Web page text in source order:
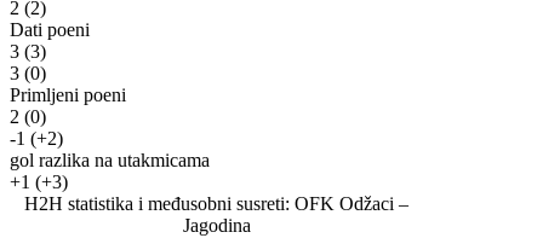
2 (2)
Dati poeni
3 (3)
3 (0)
Primljeni poeni
2 (0)
-1 (+2)
gol razlika na utakmicama
+1 (+3)
H2H statistika i međusobni susreti: OFK Odžaci –
Jagodina